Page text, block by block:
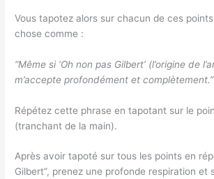
Vous tapotez alors sur chacun de ces
chose comme :
“Même si ‘Oh non pas Gilbert’ (l’origine de
m’accepte profondément et complètement.”
Répétez cette phrase en tapotant sur le
(tranchant de la main).
Après avoir tapoté sur tous les points en
Gilbert”, prenez une profonde respiration et